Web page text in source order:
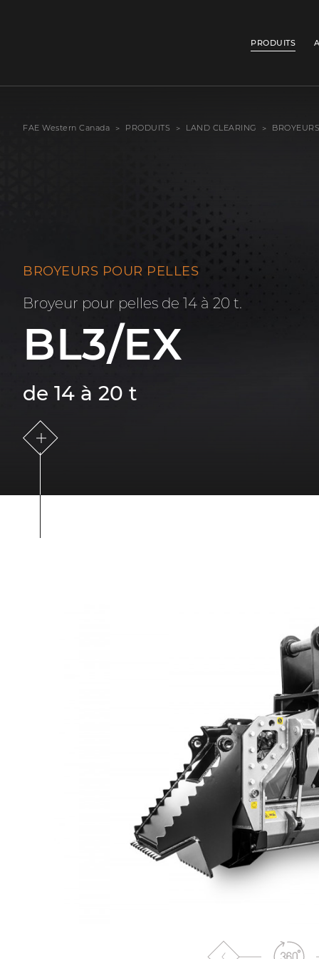
PRODUITS
FAE Western Canada PRODUITS LAND CLEARING
BROYEURS POUR PELLES
Broyeur pour pelles de 14 à 20 t.
BL3/EX
de 14 à 20 t